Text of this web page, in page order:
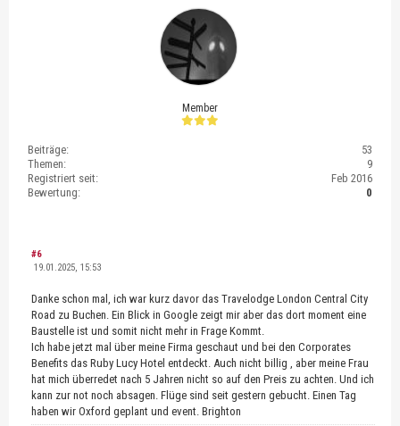
Member
Beiträge:
53
Themen:
9
Registriert seit:
Feb 2016
Bewertung:
0
#6
19.01.2025, 15:53
Danke schon mal, ich war kurz davor das Travelodge London Central City
Road zu Buchen. Ein Blick in Google zeigt mir aber das dort moment eine
Baustelle ist und somit nicht mehr in Frage Kommt.
Ich habe jetzt mal über meine Firma geschaut und bei den Corporates
Benefits das Ruby Lucy Hotel entdeckt. Auch nicht billig , aber meine Frau
hat mich überredet nach 5 Jahren nicht so auf den Preis zu achten. Und ich
kann zur not noch absagen. Flüge sind seit gestern gebucht. Einen Tag
haben wir Oxford geplant und event. Brighton